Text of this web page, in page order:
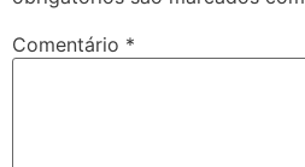
Comentário *